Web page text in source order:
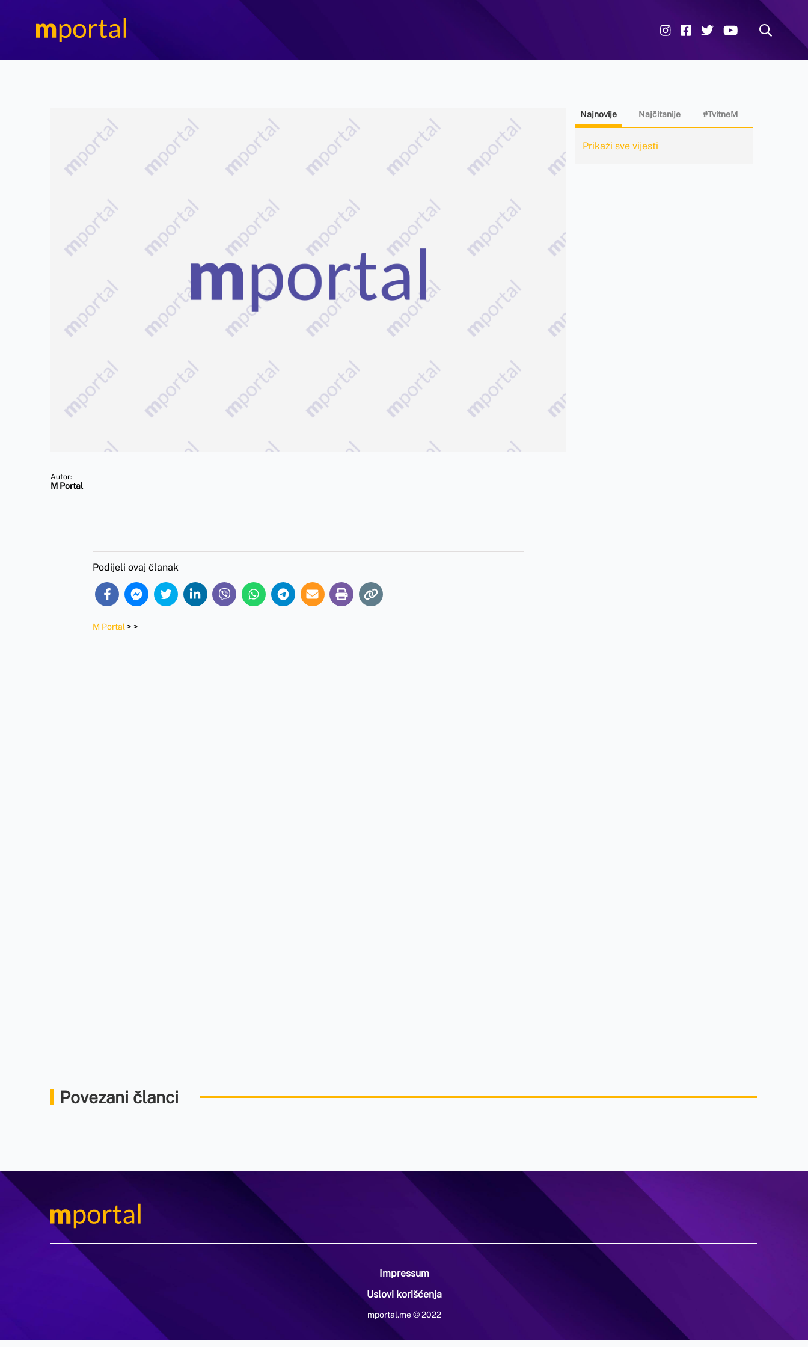
Autor:
M Portal
Najnovije Najčitanije #TvitneM
Prikaži sve vijesti
Podijeli ovaj članak
M Portal > >
Povezani članci
Impressum
Uslovi korišćenja
mportal.me © 2022